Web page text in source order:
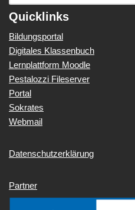
Quicklinks
Bildungsportal
Digitales Klassenbuch
Lernplattform Moodle
Pestalozzi Fileserver
Portal
Sokrates
Webmail
Datenschutzerklärung
Partner